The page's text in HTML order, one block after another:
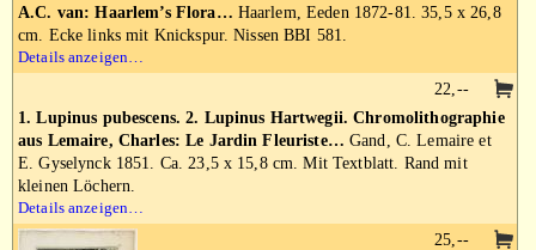
A.C. van: Haarlem’s Flora… Haarlem, Eeden 1872-81. 35,5 x 26,8
cm. Ecke links mit Knickspur. Nissen BBI 581.
Details anzeigen…
1. Lupinus pubescens. 2. Lupinus Hartwegii. Chromolithographie
aus Lemaire, Charles: Le Jardin Fleuriste… Gand, C. Lemaire et
E. Gyselynck 1851. Ca. 23,5 x 15,8 cm. Mit Textblatt. Rand mit
kleinen Löchern.
Details anzeigen…
22,--
25,--